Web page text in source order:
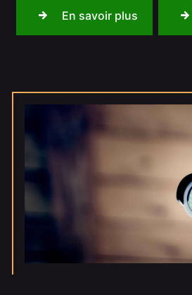
En savoir plus